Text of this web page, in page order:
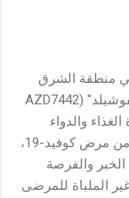
منطقة الشرق
الأدنى والمغرب العربي: "يجسد حصول عقار "إيفوشيلد" (AZD7442
والدواء
الأمريكية والذي يتيح استخدامه لأغراض الوقاية من مرض كوفيد-19،
والفرصة
الملباة للمرضى